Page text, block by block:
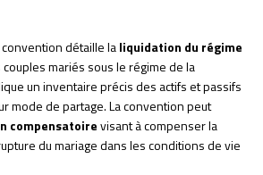
détaille laliquidation du régime
couples mariés sous le régime de la
un inventaire précis des actifs et passifs
mode de partage. La convention peut
compensatoirevisant à compenser la
du mariage dans les conditions de vie